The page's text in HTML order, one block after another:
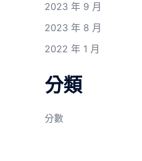
2023 年 9 月
2023 年 8 月
2022 年 1 月
分類
分數